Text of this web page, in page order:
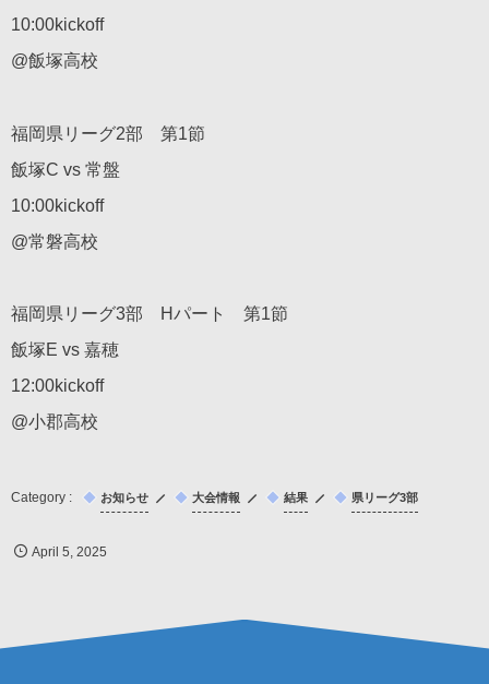
10:00kickoff
@飯塚高校
福岡県リーグ2部 第1節
飯塚C vs 常盤
10:00kickoff
@常磐高校
福岡県リーグ3部 Hパート 第1節
飯塚E vs 嘉穂
12:00kickoff
@小郡高校
お知らせ 大会情報 結果 県リーグ3部
April 5 ,2025